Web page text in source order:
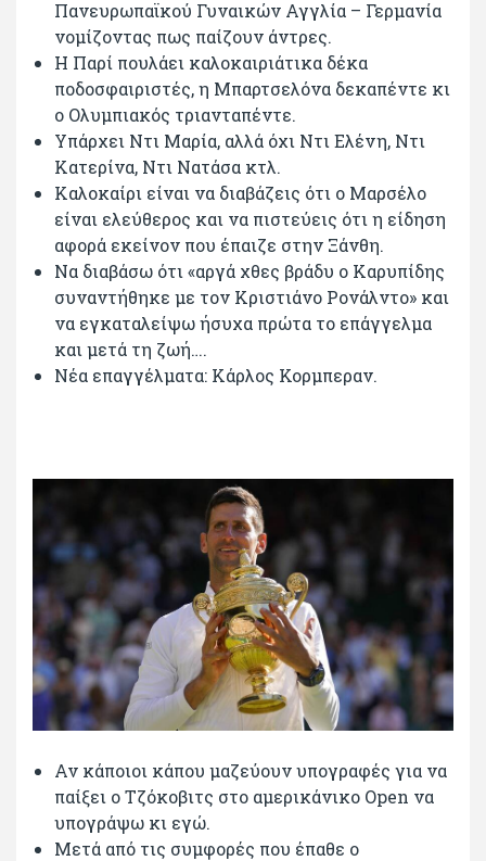
Πανευρωπαϊκού Γυναικών Αγγλία – Γερμανία
νομίζοντας πως παίζουν άντρες.
Η Παρί πουλάει καλοκαιριάτικα δέκα
ποδοσφαιριστές, η Μπαρτσελόνα δεκαπέντε κι
ο Ολυμπιακός τριανταπέντε.
Υπάρχει Ντι Μαρία, αλλά όχι Ντι Ελένη, Ντι
Κατερίνα, Ντι Νατάσα κτλ.
Καλοκαίρι είναι να διαβάζεις ότι ο Μαρσέλο
είναι ελεύθερος και να πιστεύεις ότι η είδηση
αφορά εκείνον που έπαιζε στην Ξάνθη.
Να διαβάσω ότι «αργά χθες βράδυ ο Καρυπίδης
συναντήθηκε με τον Κριστιάνο Ρονάλντο» και
να εγκαταλείψω ήσυχα πρώτα το επάγγελμα
και μετά τη ζωή….
Νέα επαγγέλματα: Κάρλος Κορμπεραν.
Αν κάποιοι κάπου μαζεύουν υπογραφές για να
παίξει ο Τζόκοβιτς στο αμερικάνικο Οpen να
υπογράψω κι εγώ.
Μετά από τις συμφορές που έπαθε ο